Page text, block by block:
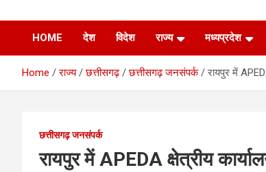
Indian News
HOME देश विदेश राज्य मध्यप्रदेश
Home राज्य छत्तीसगढ़ छत्तीसगढ़ जनसंपर्क रायपुर में
छत्तीसगढ़ जनसंपर्क
रायपुर में APEDA क्षेत्रीय